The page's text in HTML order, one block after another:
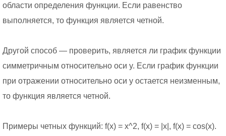
области определения функции. Если равенство
выполняется, то функция является четной.
Другой способ — проверить, является ли график функции
симметричным относительно оси y. Если график функции
при отражении относительно оси y остается неизменным,
то функция является четной.
Примеры четных функций: f(x) = x^2, f(x) = |x|, f(x) = cos(x).